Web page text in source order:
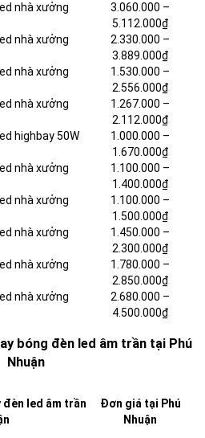
nhà xưởng
3.060.000 –
5.112.000₫
nhà xưởng
2.330.000 –
3.889.000₫
nhà xưởng
1.530.000 –
2.556.000₫
nhà xưởng
1.267.000 –
2.112.000₫
highbay 50W
1.000.000 –
1.670.000₫
nhà xưởng
1.100.000 –
1.400.000₫
nhà xưởng
1.100.000 –
1.500.000₫
nhà xưởng
1.450.000 –
2.300.000₫
nhà xưởng
1.780.000 –
2.850.000₫
nhà xưởng
2.680.000 –
4.500.000₫
bóng đèn led âm trần tại Phú
Nhuận
đèn led âm trần
Đơn giá tại Phú
Nhuận